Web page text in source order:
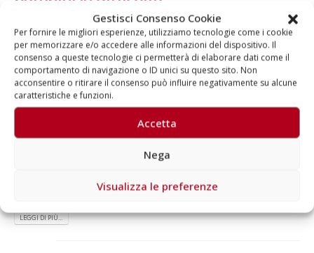
Gestisci Consenso Cookie
Per fornire le migliori esperienze, utilizziamo tecnologie come i cookie
per memorizzare e/o accedere alle informazioni del dispositivo. Il
consenso a queste tecnologie ci permetterà di elaborare dati come il
comportamento di navigazione o ID unici su questo sito. Non
acconsentire o ritirare il consenso può influire negativamente su alcune
caratteristiche e funzioni.
Accetta
Nega
Visualizza le preferenze
Iniziativa promossa in tutta Italia da Mission Bambini per donare
prodotti di prima necessità Sabato 19 e domenica 20 maggio si
svolgerà in tutta Italia la quinta edizione di “Banco per l’infanzia”,
iniziativa promossa da Mission Bambini che permette di donare
prodotti di prima necessità come pannolini, biberon o tutine. In
questi due giorni, i beni acquistati nei punti vendita Prénatal e
Bimbostore si potranno consegnare ai volontari della fondazione
presenti in negozio e saranno poi distribuiti a oltre 150 enti...
,Ellen Hidding
Commenti disabilitati
LEGGI DI PIÙ...